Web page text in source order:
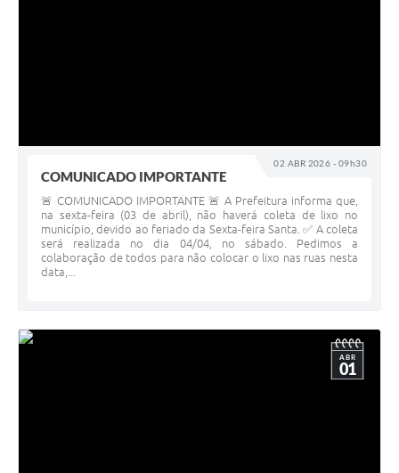
02 ABR 2026 - 09h30
COMUNICADO IMPORTANTE
🚨 COMUNICADO IMPORTANTE 🚨 A Prefeitura informa que,
na sexta-feira (03 de abril), não haverá coleta de lixo no
município, devido ao feriado da Sexta-feira Santa. ✅ A coleta
será realizada no dia 04/04, no sábado. Pedimos a
colaboração de todos para não colocar o lixo nas ruas nesta
data,...
ABR
01